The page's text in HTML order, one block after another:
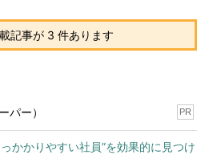
記事が 3 件あります
パー） PR
かかりやすい社員”を効果的に見つけ